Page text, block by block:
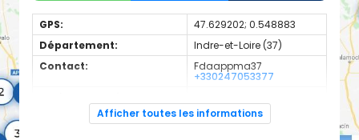
GPS:
47.629202; 0.548883
Département:
Indre-et-Loire (37)
Contact:
Fdaappma37
+330247053377
Cours d'eau d'une longueur de 23.68 km classé en 1ère
catégorie piscicole à cet emplacement.
Afficher toutes les informations